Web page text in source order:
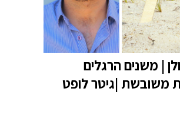
| משנים הרגלים
משובשת |גיטר לופט